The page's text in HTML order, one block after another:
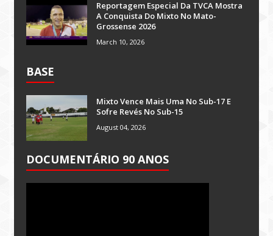
Reportagem Especial Da TVCA Mostra
A Conquista Do Mixto No Mato-
Grossense 2026
March 10, 2026
BASE
Mixto Vence Mais Uma No Sub-17 E
Sofre Revés No Sub-15
August 04, 2026
DOCUMENTÁRIO 90 ANOS